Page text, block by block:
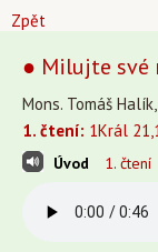
Zpět
● Milujte své
Mons. Tomáš
1. čtení: 1Král
Úvod 1. čtení